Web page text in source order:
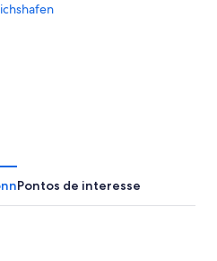
Pontos de interesse